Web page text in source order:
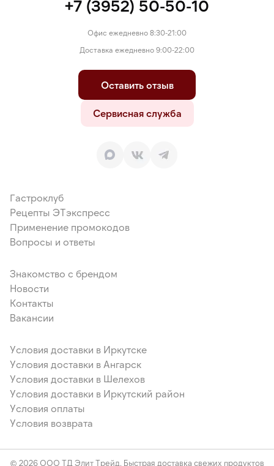
+7 (3952) 50-50-10
Офис ежедневно 8:30-21:00
Доставка ежедневно 9:00-22:00
Оставить отзыв
Сервисная служба
Гастроклуб
Рецепты ЭТэкспресс
Применение промокодов
Вопросы и ответы
Знакомство с брендом
Новости
Контакты
Вакансии
Условия доставки в Иркутске
Условия доставки в Ангарск
Условия доставки в Шелехов
Условия доставки в Иркутский район
Условия оплаты
Условия возврата
© 2026 ООО ТД Элит Трейд. Быстрая доставка свежих продуктов